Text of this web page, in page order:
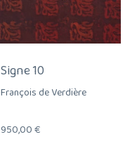
Signe 10
François de Verdière
950,00€